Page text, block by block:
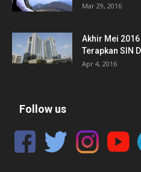
Mar 29, 2016
Akhir Mei
Terapkan SIN
Apr 4, 2016
Follow us